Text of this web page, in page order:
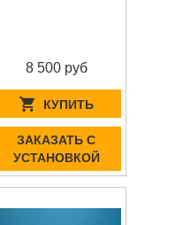
8 500 руб
КУПИТЬ
ЗАКАЗАТЬ С
УСТАНОВКОЙ